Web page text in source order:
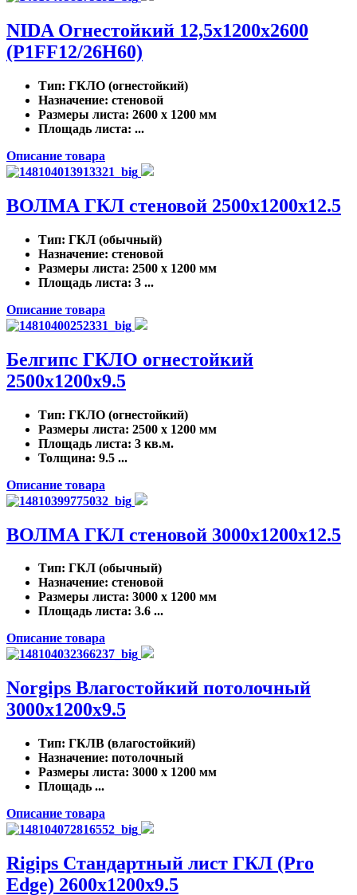
NIDA Огнестойкий 12,5х1200х2600
(P1FF12/26H60)
Тип: ГКЛО (огнестойкий)
Назначение: стеновой
Размеры листа: 2600 x 1200 мм
Площадь листа: ...
Описание товара
ВОЛМА ГКЛ стеновой 2500х1200х12.5
Тип: ГКЛ (обычный)
Назначение: стеновой
Размеры листа: 2500 x 1200 мм
Площадь листа: 3 ...
Описание товара
Белгипс ГКЛО огнестойкий
2500х1200х9.5
Тип: ГКЛО (огнестойкий)
Размеры листа: 2500 x 1200 мм
Площадь листа: 3 кв.м.
Толщина: 9.5 ...
Описание товара
ВОЛМА ГКЛ стеновой 3000х1200х12.5
Тип: ГКЛ (обычный)
Назначение: стеновой
Размеры листа: 3000 x 1200 мм
Площадь листа: 3.6 ...
Описание товара
Norgips Влагостойкий потолочный
3000x1200x9.5
Тип: ГКЛВ (влагостойкий)
Назначение: потолочный
Размеры листа: 3000 x 1200 мм
Площадь ...
Описание товара
Rigips Стандартный лист ГКЛ (Pro
Edge) 2600x1200x9.5